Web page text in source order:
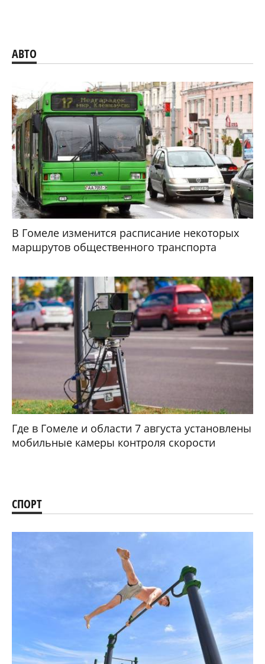
АВТО
В Гомеле изменится расписание некоторых
маршрутов общественного транспорта
Где в Гомеле и области 7 августа установлены
мобильные камеры контроля скорости
СПОРТ